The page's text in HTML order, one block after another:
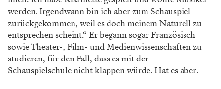
werden. Irgendwann bin ich aber zum Schauspiel
zurückgekommen, weil es doch meinem Naturell zu
entsprechen scheint.“ Er begann sogar Französisch
sowie Theater-, Film- und Medienwissenschaften zu
studieren, für den Fall, dass es mit der
Schauspielschule nicht klappen würde. Hat es aber.